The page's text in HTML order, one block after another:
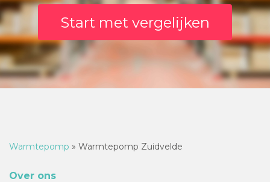
Start met vergelijken
Warmtepomp » Warmtepomp Zuidvelde
Over ons